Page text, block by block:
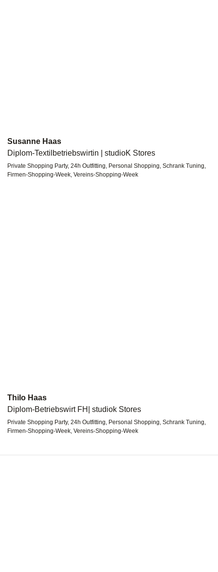
Susanne Haas
Diplom-Textilbetriebswirtin | studioK Stores
Private Shopping Party, 24h Outfitting, Personal Shopping, Schrank Tuning,
Firmen-Shopping-Week, Vereins-Shopping-Week
Thilo Haas
Diplom-Betriebswirt FH| studiok Stores
Private Shopping Party, 24h Outfitting, Personal Shopping, Schrank Tuning,
Firmen-Shopping-Week, Vereins-Shopping-Week